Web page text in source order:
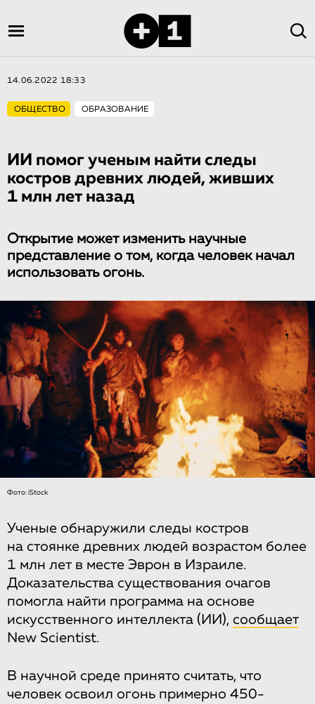
14.06.2022 18:33
ОБЩЕСТВО ОБРАЗОВАНИЕ
ИИ помог ученым найти следы
костров древних людей, живших
1 млн лет назад
Открытие может изменить научные
представление о том, когда человек начал
использовать огонь.
Фото: iStock
Ученые обнаружили следы костров
на стоянке древних людей возрастом более
1 млн лет в месте Эврон в Израиле.
Доказательства существования очагов
помогла найти программа на основе
искусственного интеллекта (ИИ), сообщает
New Scientist.
В научной среде принято считать, что
человек освоил огонь примерно 450-